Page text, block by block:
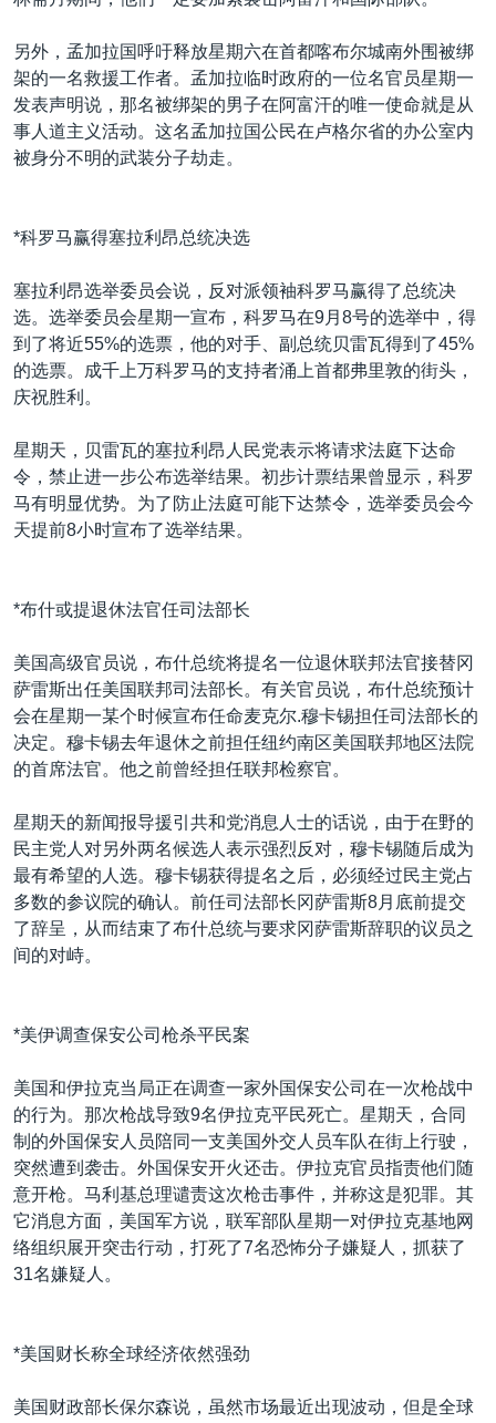
另外，孟加拉国呼吁释放星期六在首都喀布尔城南外围被绑
架的一名救援工作者。孟加拉临时政府的一位名官员星期一
发表声明说，那名被绑架的男子在阿富汗的唯一使命就是从
事人道主义活动。这名孟加拉国公民在卢格尔省的办公室内
被身分不明的武装分子劫走。
*科罗马赢得塞拉利昂总统决选
塞拉利昂选举委员会说，反对派领袖科罗马赢得了总统决
选。选举委员会星期一宣布，科罗马在9月8号的选举中，得
到了将近55%的选票，他的对手、副总统贝雷瓦得到了45%
的选票。成千上万科罗马的支持者涌上首都弗里敦的街头，
庆祝胜利。
星期天，贝雷瓦的塞拉利昂人民党表示将请求法庭下达命
令，禁止进一步公布选举结果。初步计票结果曾显示，科罗
马有明显优势。为了防止法庭可能下达禁令，选举委员会今
天提前8小时宣布了选举结果。
*布什或提退休法官任司法部长
美国高级官员说，布什总统将提名一位退休联邦法官接替冈
萨雷斯出任美国联邦司法部长。有关官员说，布什总统预计
会在星期一某个时候宣布任命麦克尔.穆卡锡担任司法部长的
决定。穆卡锡去年退休之前担任纽约南区美国联邦地区法院
的首席法官。他之前曾经担任联邦检察官。
星期天的新闻报导援引共和党消息人士的话说，由于在野的
民主党人对另外两名候选人表示强烈反对，穆卡锡随后成为
最有希望的人选。穆卡锡获得提名之后，必须经过民主党占
多数的参议院的确认。前任司法部长冈萨雷斯8月底前提交
了辞呈，从而结束了布什总统与要求冈萨雷斯辞职的议员之
间的对峙。
*美伊调查保安公司枪杀平民案
美国和伊拉克当局正在调查一家外国保安公司在一次枪战中
的行为。那次枪战导致9名伊拉克平民死亡。星期天，合同
制的外国保安人员陪同一支美国外交人员车队在街上行驶，
突然遭到袭击。外国保安开火还击。伊拉克官员指责他们随
意开枪。马利基总理谴责这次枪击事件，并称这是犯罪。其
它消息方面，美国军方说，联军部队星期一对伊拉克基地网
络组织展开突击行动，打死了7名恐怖分子嫌疑人，抓获了
31名嫌疑人。
*美国财长称全球经济依然强劲
美国财政部长保尔森说，虽然市场最近出现波动，但是全球